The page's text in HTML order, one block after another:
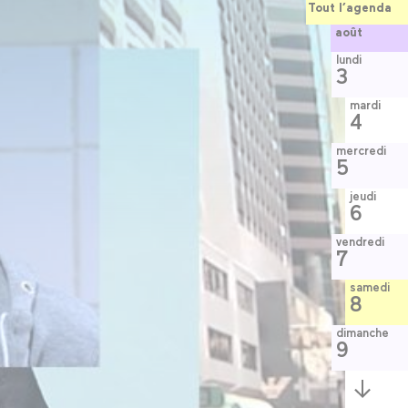
Tout l’agenda
août
lundi
3
mardi
4
mercredi
5
jeudi
6
vendredi
7
samedi
8
dimanche
9
Semaine
suivante